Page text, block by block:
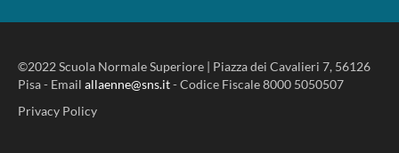
©2022 Scuola Normale Superiore | Piazza dei Cavalieri 7, 56126
Pisa - Email allaenne@sns.it- Codice Fiscale 8000 5050507
Privacy Policy